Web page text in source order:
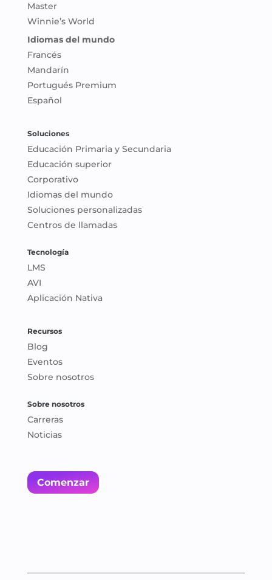
Master
Winnie’s World
Idiomas del mundo
Francés
Mandarín
Portugués Premium
Español
Soluciones
Educación Primaria y Secundaria
Educación superior
Corporativo
Idiomas del mundo
Soluciones personalizadas
Centros de llamadas
Tecnología
LMS
AVI
Aplicación Nativa
Recursos
Blog
Eventos
Sobre nosotros
Sobre nosotros
Carreras
Noticias
Comenzar